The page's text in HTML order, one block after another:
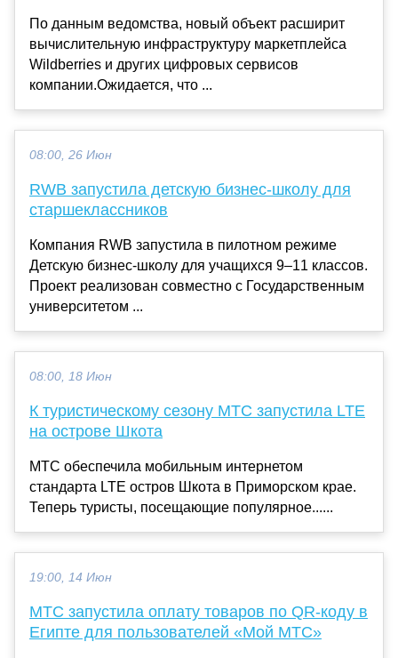
По данным ведомства, новый объект расширит
вычислительную инфраструктуру маркетплейса
Wildberries и других цифровых сервисов
компании.Ожидается, что ...
08:00, 26 Июн
RWB запустила детскую бизнес-школу для
старшеклассников
Компания RWB запустила в пилотном режиме
Детскую бизнес-школу для учащихся 9–11 классов.
Проект реализован совместно с Государственным
университетом ...
08:00, 18 Июн
К туристическому сезону МТС запустила LTE
на острове Шкота
МТС обеспечила мобильным интернетом
стандарта LTE остров Шкота в Приморском крае.
Теперь туристы, посещающие популярное......
19:00, 14 Июн
МТС запустила оплату товаров по QR-коду в
Египте для пользователей «Мой МТС»